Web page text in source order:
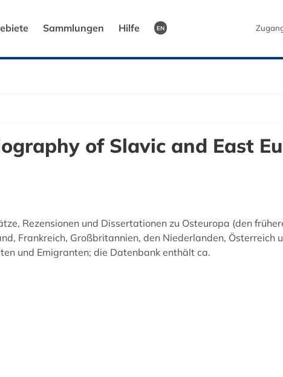
Sammlungen Hilfe EN
of Slavic and East
Rezensionen und Dissertationen zu Osteuropa (den
Frankreich, Großbritannien, den Niederlanden, Österreich
und Emigranten; die Datenbank enthält ca.